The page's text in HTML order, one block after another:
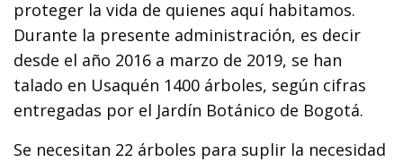
proteger la vida de quienes aquí habitamos.
Durante la presente administración, es decir
desde el año 2016 a marzo de 2019, se han
talado en Usaquén 1400 árboles, según cifras
entregadas por el Jardín Botánico de Bogotá.
Se necesitan 22 árboles para suplir la necesidad